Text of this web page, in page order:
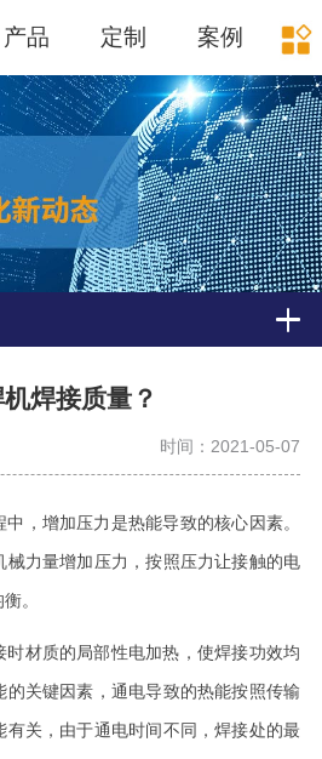
产品 定制 案例
焊接质量？
时间：2021-05-07
中，增加压力是热能导致的核心因素。
械力量增加压力，按照压力让接触的电
。
时材质的局部性电加热，使焊接功效均
的关键因素，通电导致的热能按照传输
关，由于通电时间不同，焊接处的最